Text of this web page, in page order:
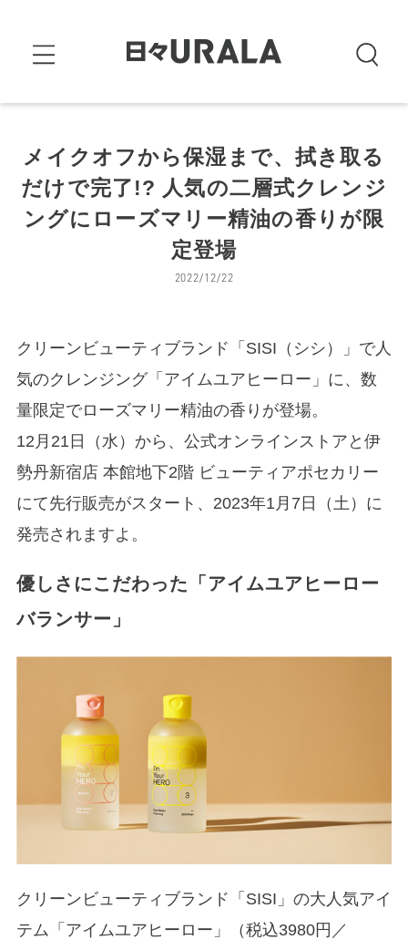
メイクオフから保湿まで、拭き取る
だけで完了!? 人気の二層式クレンジ
ングにローズマリー精油の香りが限
定登場
2022/12/22
クリーンビューティブランド「SISI（シシ）」で人
気のクレンジング「アイムユアヒーロー」に、数
量限定でローズマリー精油の香りが登場。
12月21日（水）から、公式オンラインストアと伊
勢丹新宿店 本館地下2階 ビューティアポセカリー
にて先行販売がスタート、2023年1月7日（土）に
発売されますよ。
優しさにこだわった「アイムユアヒーロー
バランサー」
クリーンビューティブランド「SISI」の大人気アイ
テム「アイムユアヒーロー」（税込3980円／